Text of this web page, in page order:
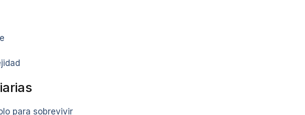
para sobrevivir